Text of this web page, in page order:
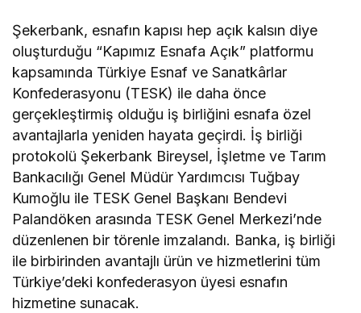
Şekerbank, esnafın kapısı hep açık kalsın diye
oluşturduğu “Kapımız Esnafa Açık” platformu
kapsamında Türkiye Esnaf ve Sanatkârlar
Konfederasyonu (TESK) ile daha önce
gerçekleştirmiş olduğu iş birliğini esnafa özel
avantajlarla yeniden hayata geçirdi. İş birliği
protokolü Şekerbank Bireysel, İşletme ve Tarım
Bankacılığı Genel Müdür Yardımcısı Tuğbay
Kumoğlu ile TESK Genel Başkanı Bendevi
Palandöken arasında TESK Genel Merkezi’nde
düzenlenen bir törenle imzalandı. Banka, iş birliği
ile birbirinden avantajlı ürün ve hizmetlerini tüm
Türkiye’deki konfederasyon üyesi esnafın
hizmetine sunacak.